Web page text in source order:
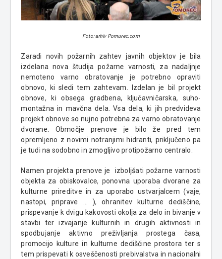
Foto: arhiv Pomurec.com
Zaradi novih požarnih zahtev javnih objektov je bila
izdelana nova študija požarne varnosti, za nadaljnje
nemoteno varno obratovanje je potrebno opraviti
obnovo, ki sledi tem zahtevam. Izdelan je bil projekt
obnove, ki obsega gradbena, ključavničarska, suho-
montažna in mavčna dela. Vsa dela, ki jih predvideva
projekt obnove so nujno potrebna za varno obratovanje
dvorane. Območje prenove je bilo že pred tem
opremljeno z novimi notranjimi hidranti, priključeno pa
je tudi na sodobno in zmogljivo protipožarno centralo.
Namen projekta prenove je izboljšati požarne varnosti
objekta za obiskovalce, ponovna uporaba dvorane za
kulturne prireditve in za uporabo ustvarjalcem (vaje,
nastopi, priprave … ), ohranitev kulturne dediščine,
prispevanje k dvigu kakovosti okolja za delo in bivanje v
stavbi ter izvajanje kulturnih in drugih aktivnosti in
spodbujanje aktivno preživljanja prostega časa,
promocijo kulture in kulturne dediščine prostora ter s
tem prispevati k osveščenosti prebivalstva in nacionalni